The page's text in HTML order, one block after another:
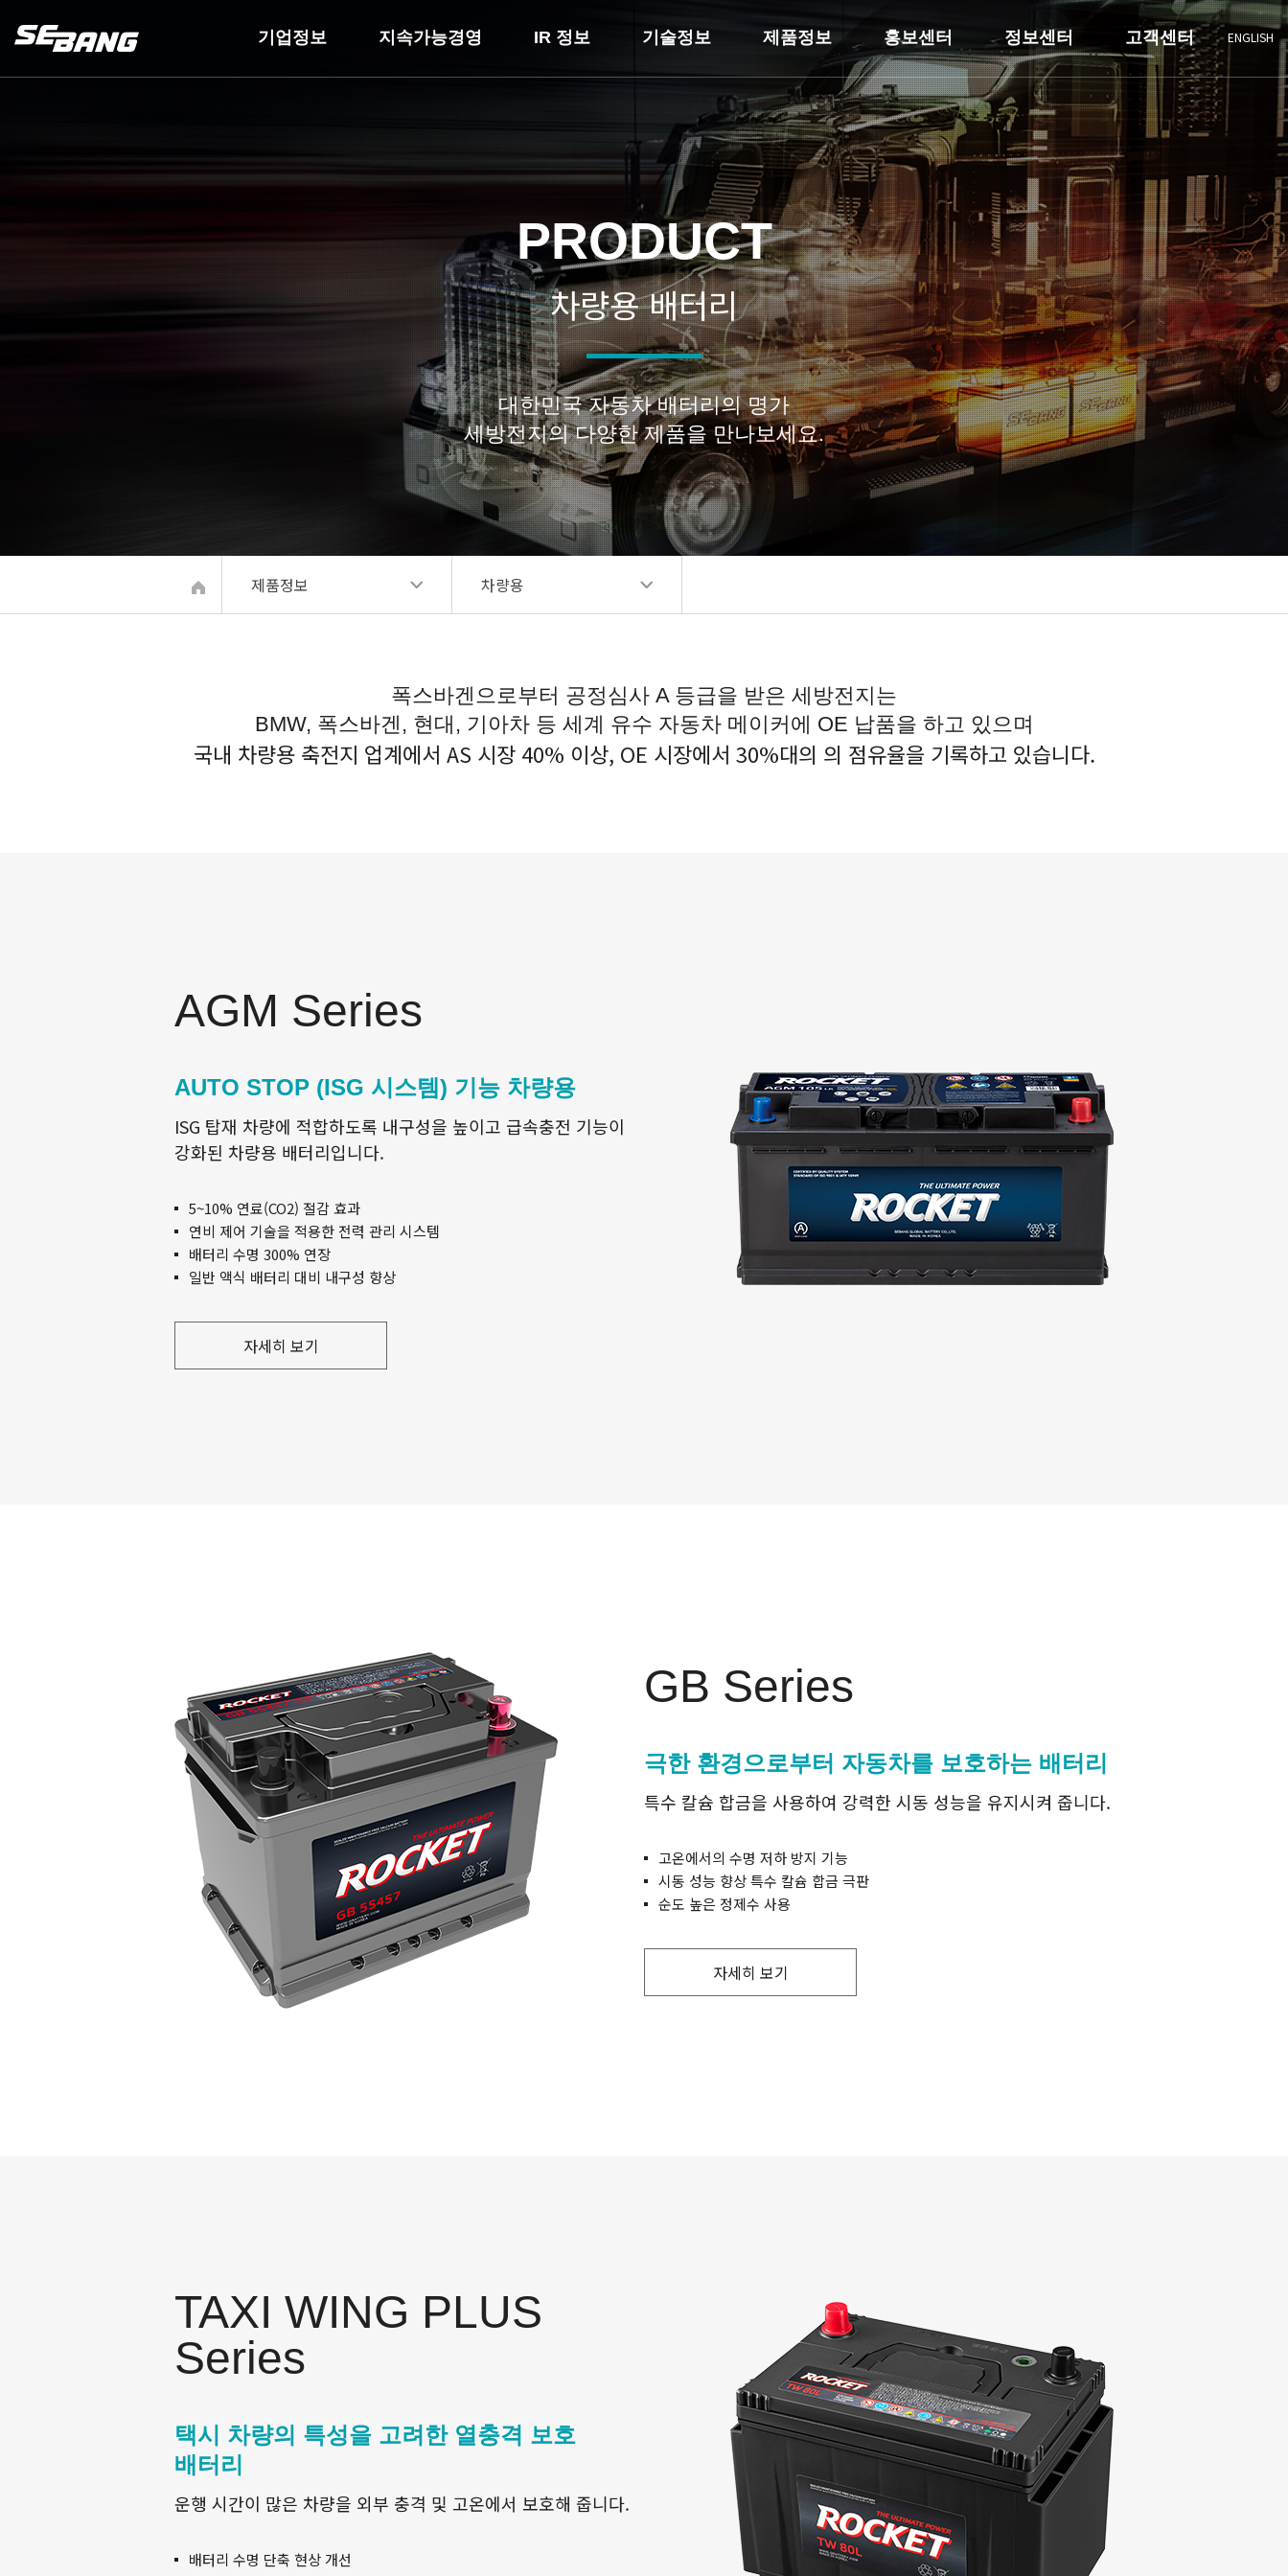
기업정보 지속가능경영 IR 정보 기술정보 제품정보 홍보센터 정보센터 고객센터 ENGLISH
PRODUCT
차량용 배터리
대한민국 자동차 배터리의 명가
세방전지의 다양한 제품을 만나보세요.
제품정보 차량용
폭스바겐으로부터 공정심사 A 등급을 받은 세방전지는
BMW, 폭스바겐, 현대, 기아차 등 세계 유수 자동차 메이커에 OE 납품을 하고 있으며
국내 차량용 축전지 업계에서 AS 시장 40% 이상, OE 시장에서 30%대의 의 점유율을 기록하고 있습니다.
AGM Series
AUTO STOP (ISG 시스템) 기능 차량용
ISG 탑재 차량에 적합하도록 내구성을 높이고 급속충전 기능이
강화된 차량용 배터리입니다.
5~10% 연료(CO2) 절감 효과
연비 제어 기술을 적용한 전력 관리 시스템
배터리 수명 300% 연장
일반 액식 배터리 대비 내구성 향상
자세히 보기
GB Series
극한 환경으로부터 자동차를 보호하는 배터리
특수 칼슘 합금을 사용하여 강력한 시동 성능을 유지시켜 줍니다.
고온에서의 수명 저하 방지 기능
시동 성능 향상 특수 칼슘 합금 극판
순도 높은 정제수 사용
자세히 보기
TAXI WING PLUS
Series
택시 차량의 특성을 고려한 열충격 보호
배터리
운행 시간이 많은 차량을 외부 충격 및 고온에서 보호해 줍니다.
배터리 수명 단축 현상 개선